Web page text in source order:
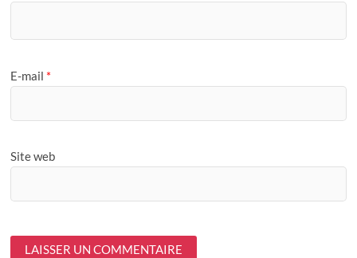
E-mail *
Site web